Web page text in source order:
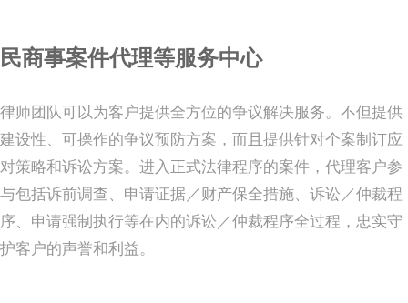
民商事案件代理等服务中心
律师团队可以为客户提供全方位的争议解决服务。不但提供
建设性、可操作的争议预防方案，而且提供针对个案制订应
对策略和诉讼方案。进入正式法律程序的案件，代理客户参
与包括诉前调查、申请证据／财产保全措施、诉讼／仲裁程
序、申请强制执行等在内的诉讼／仲裁程序全过程，忠实守
护客户的声誉和利益。